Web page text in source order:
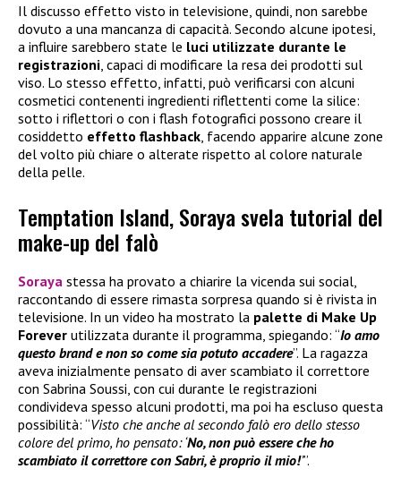
Il discusso effetto visto in televisione, quindi, non sarebbe
dovuto a una mancanza di capacità. Secondo alcune ipotesi,
a influire sarebbero state le luci utilizzate durante le
registrazioni , capaci di modificare la resa dei prodotti sul
viso. Lo stesso effetto, infatti, può verificarsi con alcuni
cosmetici contenenti ingredienti riflettenti come la silice:
sotto i riflettori o con i flash fotografici possono creare il
cosiddetto effetto flashback , facendo apparire alcune zone
del volto più chiare o alterate rispetto al colore naturale
della pelle.
Temptation Island, Soraya svela tutorial del
make-up del falò
Soraya stessa ha provato a chiarire la vicenda sui social,
raccontando di essere rimasta sorpresa quando si è rivista in
televisione. In un video ha mostrato la palette di Make Up
Forever utilizzata durante il programma, spiegando: “Io amo
questo brand e non so come sia potuto accadere”. La ragazza
aveva inizialmente pensato di aver scambiato il correttore
con Sabrina Soussi, con cui durante le registrazioni
condivideva spesso alcuni prodotti, ma poi ha escluso questa
possibilità: “Visto che anche al secondo falò ero dello stesso
colore del primo, ho pensato: ‘No, non può essere che ho
scambiato il correttore con Sabri, è proprio il mio!’”.